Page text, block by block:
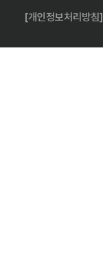
[개인정보처리방침]